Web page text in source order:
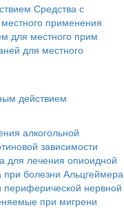
Средства с
применения
для местного прим
для местного
действием
алкогольной
зависимости
для лечения опиоидной
при болезни Альцгеймера
периферической нервной
при мигрени